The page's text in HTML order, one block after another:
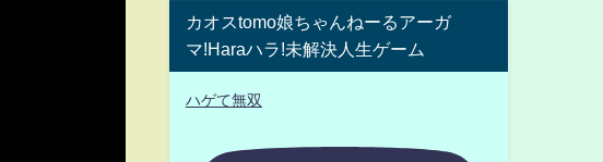
カオスtomo娘ちゃんねーるアーガ
マ!Haraハラ!未解決人生ゲーム
ハゲて無双